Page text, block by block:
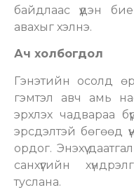
байдлаас үүдэн
авахыг хэлнэ.
Ач холбогдол
Гэнэтийн осолд
гэмтэл авч амь
эрхлэх чадвараа
эрсдэлтэй бөгөөд
ордог. Энэхүү
санхүүгийн
туслана.